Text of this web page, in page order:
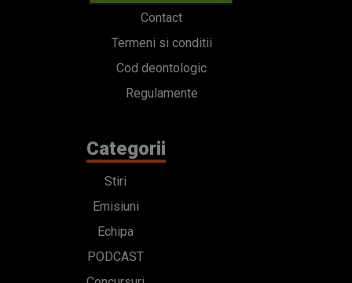
Contact
Termeni si conditii
Cod deontologic
Regulamente
Categorii
Stiri
Emisiuni
Echipa
PODCAST